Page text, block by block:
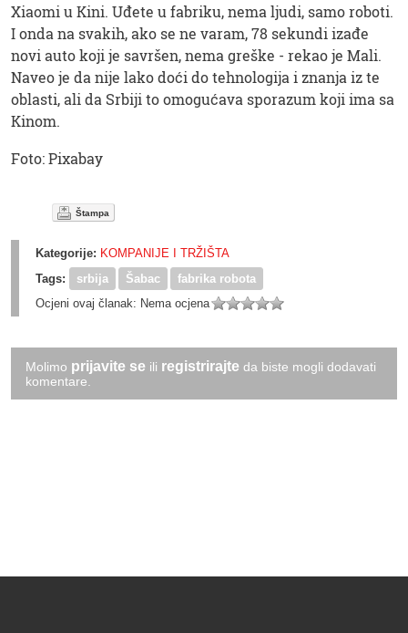
Xiaomi u Kini. Uđete u fabriku, nema ljudi, samo roboti.
I onda na svakih, ako se ne varam, 78 sekundi izađe
novi auto koji je savršen, nema greške - rekao je Mali.
Naveo je da nije lako doći do tehnologija i znanja iz te
oblasti, ali da Srbiji to omogućava sporazum koji ima sa
Kinom.
Foto: Pixabay
Štampa
Kategorije: KOMPANIJE I TRŽIŠTA
Tags:
srbija Šabac
fabrika robota
Ocjeni ovaj članak: Nema ocjena
Molimo prijavite se ili registrirajte da biste mogli dodavati
komentare.